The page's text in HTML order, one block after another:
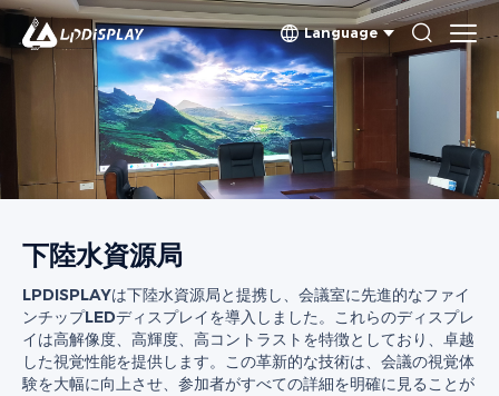
Language
下陸水資源局
LPDISPLAYは下陸水資源局と提携し、会議室に先進的なファイ
ンチップLEDディスプレイを導入しました。これらのディスプレ
イは高解像度、高輝度、高コントラストを特徴としており、卓越
した視覚性能を提供します。この革新的な技術は、会議の視覚体
験を大幅に向上させ、参加者がすべての詳細を明確に見ることが